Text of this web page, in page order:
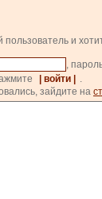
и
,
| войти |
.
зайдите на